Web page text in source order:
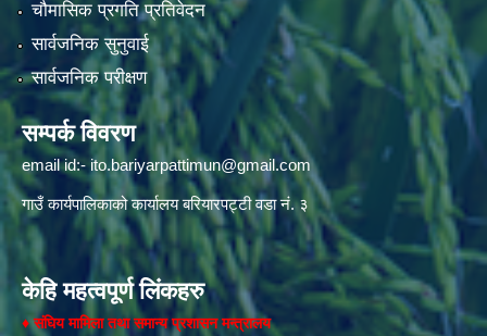
चौमासिक प्रगति प्रतिवेदन
सार्वजनिक सुनुवाई
सार्वजनिक परीक्षण
सम्पर्क विवरण
email id:-ito.bariyarpattimun@gmail.com
गाउँ कार्यपालिकाको कार्यालय बरियारपट्टी वडा नं. ३
केहि महत्वपूर्ण लिंकहरु
♦संघिय मामिला तथा समान्य प्रशासन मन्त्रालय